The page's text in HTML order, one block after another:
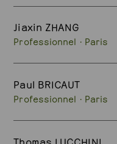
Jiaxin ZHANG
Professionnel · Paris
Paul BRICAUT
Professionnel · Paris
Thomas LUCCHINI